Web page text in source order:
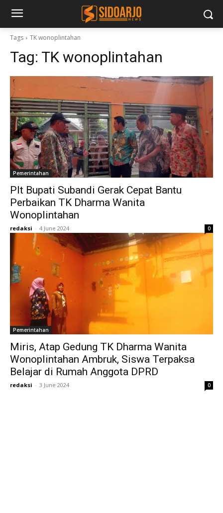
Tags TK wonoplintahan
Tag: TK wonoplintahan
Pemerintahan
Plt Bupati Subandi Gerak Cepat Bantu
Perbaikan TK Dharma Wanita
Wonoplintahan
redaksi - 4 June 2024 0
Pemerintahan
Miris, Atap Gedung TK Dharma Wanita
Wonoplintahan Ambruk, Siswa Terpaksa
Belajar di Rumah Anggota DPRD
redaksi - 3 June 2024 0